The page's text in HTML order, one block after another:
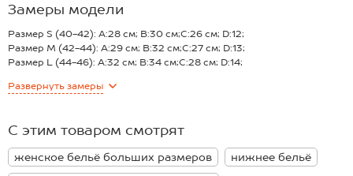
— мягкая хлопковая ткань хорошо пропускает воздух;
— трусы-слипы надёжно держат форму после стирок благодаря
добавлению эластана;
— в комплекте 5 шт., легко выбрать подходящие по настроению
Трикотажные трусы — идеальный выбор для женщин и девушек на
Замеры модели
Размер S (40-42): A:28 см; B:30 см;C:26 см; D:12;
Размер M (42-44): A:29 см; B:32 см;C:27 см; D:13;
Размер L (44-46): A:32 см; B:34 см;C:28 см; D:14;
Размер 2XL (48-50): A:35 см; B:38 см;C:30 см; D:16;
Размер 5XL (54-56): A:38 см; B:44 см;C:33 см; D:20;
*замеры выборочные, могут незначительно отличаться.
Развернуть замеры
С этим товаром смотрят
женское бельё больших размеров
нижнее бельё